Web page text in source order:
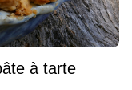
à tarte